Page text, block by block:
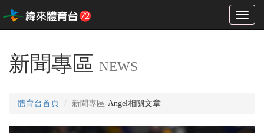
Toggle
新聞專區 NEWS
體育台首頁 新聞專區-Angel相關文章